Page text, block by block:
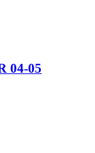
04-05